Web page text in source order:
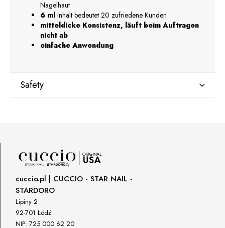
Nagelhaut
6 ml Inhalt bedeutet 20 zufriedene Kunden
mitteldicke Konsistenz, läuft beim Auftragen
nicht ab
einfache Anwendung
Safety
90-361 Łódź, Polska
uwagi@gnb-lab.com
Importer
P.H. NEXT Maciej Wojnarowski
Słoneczna 10
cuccio.pl | CUCCIO - STAR NAIL -
STARDORO
Lipiny 2
92-701 Łódź
NIP: 725 000 62 20